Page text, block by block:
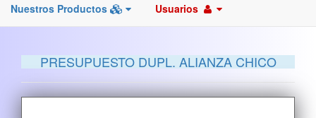
Nuestros Productos Usuarios
PRESUPUESTO DUPL. ALIANZA CHICO